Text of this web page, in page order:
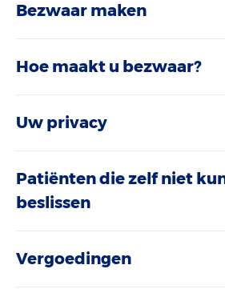
Bezwaar maken
Hoe maakt u bezwaar?
Uw privacy
Patiënten die zelf niet
beslissen
Vergoedingen